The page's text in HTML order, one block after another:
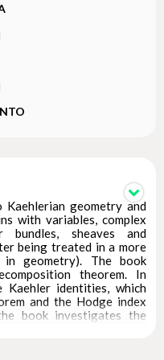
geometry and
with variables, complex
bundles, sheaves and
being treated in a more
geometry). The book
theorem. In
identities, which
and the Hodge index
book investigates the